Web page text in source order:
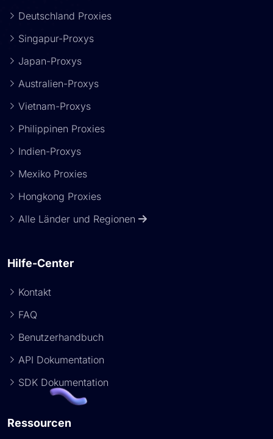
Deutschland Proxies
Singapur-Proxys
Japan-Proxys
Australien-Proxys
Vietnam-Proxys
Philippinen Proxies
Indien-Proxys
Mexiko Proxies
Hongkong Proxies
Alle Länder und Regionen
Hilfe-Center
Kontakt
FAQ
Benutzerhandbuch
API Dokumentation
SDK Dokumentation
Ressourcen